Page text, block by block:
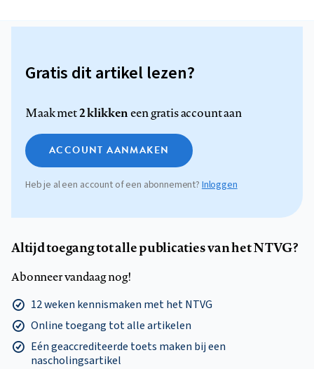
Gratis dit artikel lezen?
Maak met2 klikkeneen gratis account aan
ACCOUNT AANMAKEN
Heb je al een account of een abonnement? Inloggen
Altijd toegang tot alle publicaties van het NTVG?
Abonneer vandaag nog!
12 weken kennismaken met het NTVG
Online toegang tot alle artikelen
Eén geaccrediteerde toets maken bij een
nascholingsartikel